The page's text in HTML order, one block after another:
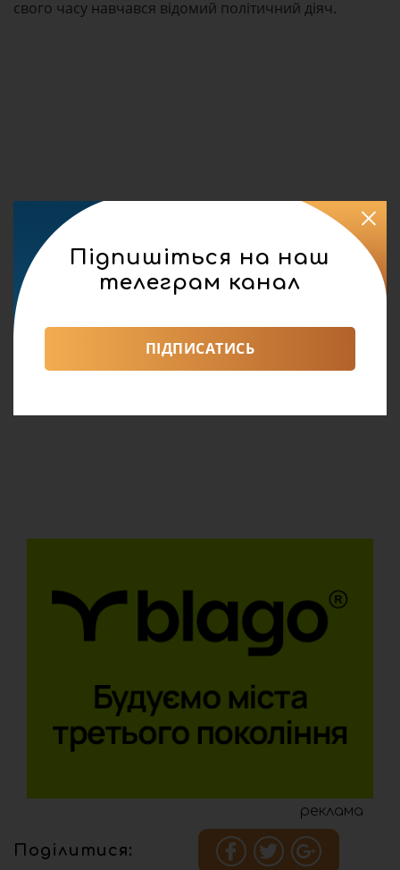
свого часу навчався відомий політичний діяч.
реклама
Поділитися:
Підпишіться на наш
телеграм канал
ПІДПИСАТИСЬ